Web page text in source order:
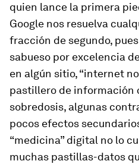
quien lance la primera
Google nos resuelva
fracción de segundo,
sabueso por excelencia
en algún sitio,“internet
pastillero de información
sobredosis, algunas
pocos efectos
“medicina” digital no lo
muchas pastillas-datos